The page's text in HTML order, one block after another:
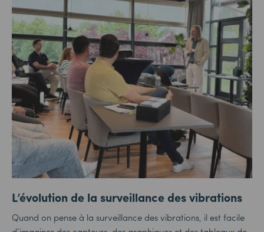
L’évolution de la surveillance des vibrations
Quand on pense à la surveillance des vibrations, il est facile